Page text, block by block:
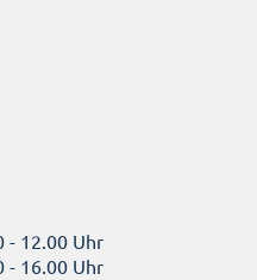
- 12.00 Uhr
- 16.00 Uhr